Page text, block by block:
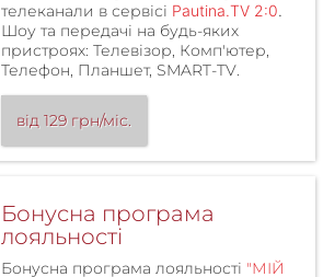
телеканали в сервісі Pautina.TV 2:0.
Шоу та передачі на будь-яких
пристроях: Телевізор, Комп'ютер,
Телефон, Планшет, SMART-TV.
від 129 грн/міс.
Бонусна програма
лояльності
Бонусна програма лояльності "МІЙ